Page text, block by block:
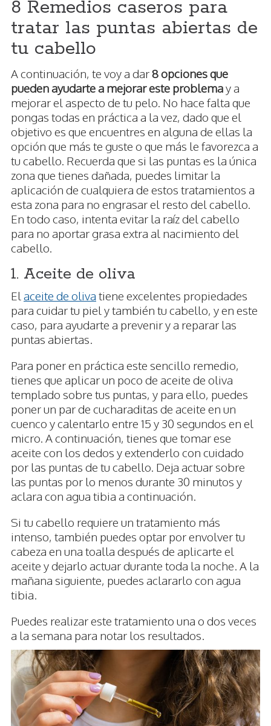
8 Remedios caseros para
tratar las puntas abiertas de
tu cabello
A continuación, te voy a dar8 opciones que
pueden ayudarte a mejorar este problemay a
mejorar el aspecto de tu pelo. No hace falta que
pongas todas en práctica a la vez, dado que el
objetivo es que encuentres en alguna de ellas la
opción que más te guste o que más le favorezca a
tu cabello. Recuerda que si las puntas es la única
zona que tienes dañada, puedes limitar la
aplicación de cualquiera de estos tratamientos a
esta zona para no engrasar el resto del cabello.
En todo caso, intenta evitar la raíz del cabello
para no aportar grasa extra al nacimiento del
cabello.
1. Aceite de oliva
El aceite de oliva tiene excelentes propiedades
para cuidar tu piel y también tu cabello, y en este
caso, para ayudarte a prevenir y a reparar las
puntas abiertas.
Para poner en práctica este sencillo remedio,
tienes que aplicar un poco de aceite de oliva
templado sobre tus puntas, y para ello, puedes
poner un par de cucharaditas de aceite en un
cuenco y calentarlo entre 15 y 30 segundos en el
micro. A continuación, tienes que tomar ese
aceite con los dedos y extenderlo con cuidado
por las puntas de tu cabello. Deja actuar sobre
las puntas por lo menos durante 30 minutos y
aclara con agua tibia a continuación.
Si tu cabello requiere un tratamiento más
intenso, también puedes optar por envolver tu
cabeza en una toalla después de aplicarte el
aceite y dejarlo actuar durante toda la noche. A la
mañana siguiente, puedes aclararlo con agua
tibia.
Puedes realizar este tratamiento una o dos veces
a la semana para notar los resultados.